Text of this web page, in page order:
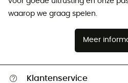
waarop we graag spelen.
Meer
Klantenservice